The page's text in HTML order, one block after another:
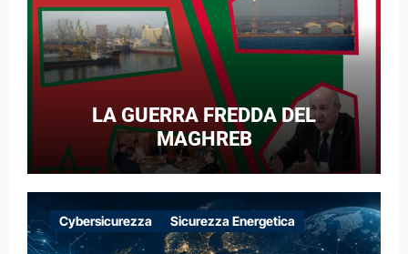
LA GUERRA FREDDA DEL
MAGHREB
Cybersicurezza Sicurezza Energetica